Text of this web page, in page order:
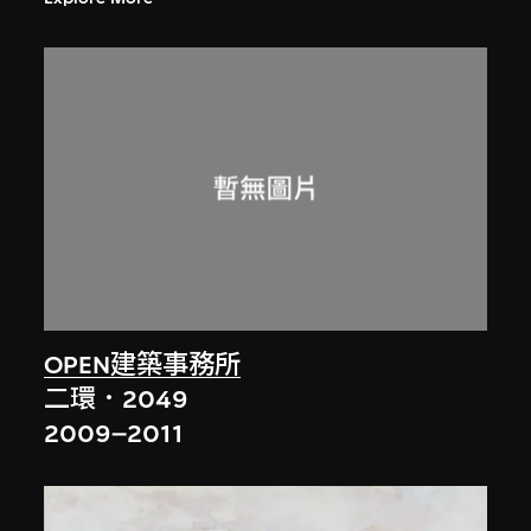
OPEN建築事務所
二環．2049
2009–2011